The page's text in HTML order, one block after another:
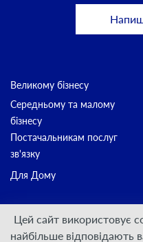
Великому бізнесу
Середньому та малому
бізнесу
Постачальникам послуг
зв'язку
Для Дому
Цей сайт використовує
найбільше відповідають